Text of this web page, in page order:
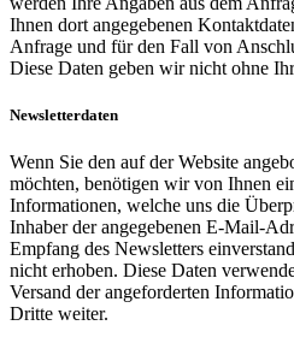
Ihnen dort angegebenen
Anfrage und für den Fall von
Diese Daten geben wir nicht ohne
Newsletterdaten
Wenn Sie den auf der Website
möchten, benötigen wir von Ihnen
Informationen, welche uns die
Inhaber der angegebenen E-Mail-
Empfang des Newsletters
nicht erhoben. Diese Daten
Versand der angeforderten
Dritte weiter.